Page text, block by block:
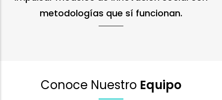
metodologías que sí funcionan.
Conoce Nuestro Equipo